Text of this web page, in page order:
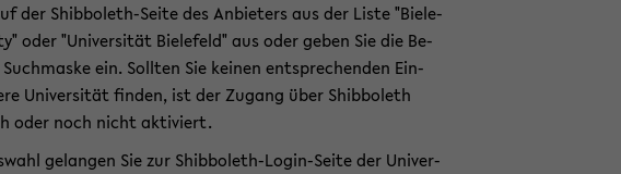
der Shibboleth-​Seite des An­bie­ters aus der Liste "Bie­le­
oder "Uni­ver­si­tät Bie­le­feld" aus oder geben Sie die Be­
ein. Soll­ten Sie kei­nen ent­spre­chen­den Ein­
Uni­ver­si­tät fin­den, ist der Zu­gang über Shib­bo­leth
oder noch nicht ak­ti­viert.
ge­lan­gen Sie zur Shibboleth-​Login-Seite der Uni­ver­